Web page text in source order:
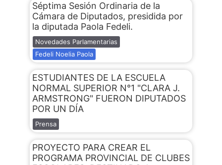
Séptima Sesión Ordinaria de la
Cámara de Diputados, presidida por
la diputada Paola Fedeli.
Novedades Parlamentarias
Fedeli Noelia Paola
ESTUDIANTES DE LA ESCUELA
NORMAL SUPERIOR N°1 "CLARA J.
ARMSTRONG" FUERON DIPUTADOS
POR UN DÍA
Prensa
PROYECTO PARA CREAR EL
PROGRAMA PROVINCIAL DE CLUBES